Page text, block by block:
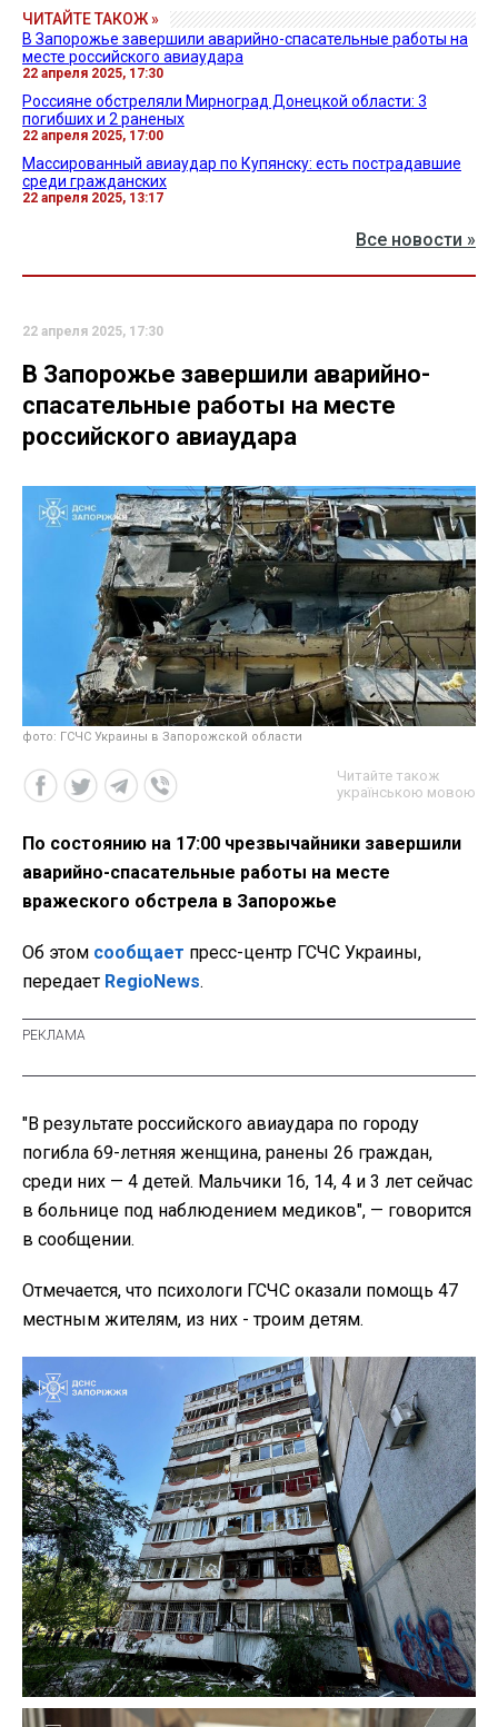
ЧИТАЙТЕ ТАКОЖ »
В Запорожье завершили аварийно-спасательные работы на
месте российского авиаудара
22 апреля 2025, 17:30
Россияне обстреляли Мирноград Донецкой области: 3
погибших и 2 раненых
22 апреля 2025, 17:00
Массированный авиаудар по Купянску: есть пострадавшие
среди гражданских
22 апреля 2025, 13:17
Все новости »
22 апреля 2025, 17:30
В Запорожье завершили аварийно-
спасательные работы на месте
российского авиаудара
фото: ГСЧС Украины в Запорожской области
Читайте також
українською мовою
По состоянию на 17:00 чрезвычайники завершили
аварийно-спасательные работы на месте
вражеского обстрела в Запорожье
Об этом сообщает пресс-центр ГСЧС Украины,
передает RegioNews.
"В результате российского авиаудара по городу
погибла 69-летняя женщина, ранены 26 граждан,
среди них — 4 детей. Мальчики 16, 14, 4 и 3 лет сейчас
в больнице под наблюдением медиков", — говорится
в сообщении.
Отмечается, что психологи ГСЧС оказали помощь 47
местным жителям, из них - троим детям.